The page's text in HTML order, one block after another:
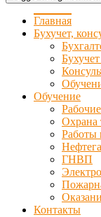
Главная
Бухучет,
Обучение
Охрана
Работы
ГНВП
Контакты